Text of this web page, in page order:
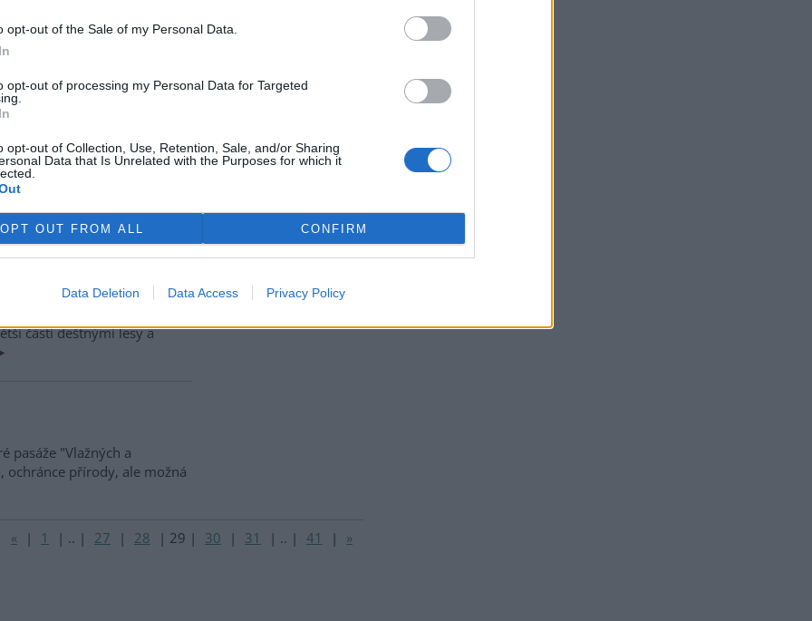
opt-out of the Sale of my Personal Data.
opt-out of processing my Personal Data for Targeted
opt-out of Collection, Use, Retention, Sale, and/or Sharing
Data that Is Unrelated with the Purposes for which it
OPT OUT FROM ALL CONFIRM
Data Deletion Data Access Privacy Policy
záležitostí. Pro děti
vědět, jak správně
možným
chudokrevné, budou jim
otázky? Možná si i
jen vhodné. Kdepak,
(polo)pravdy se
problémům, přesto by
ní shrnul své bohaté
druhém největším
části deštnými lesy a
pasáže "Vlažných a
ochránce přírody, ale možná
« | 1 | .. | 27 | 28 | 29 | 30 | 31 | .. | 41 | »